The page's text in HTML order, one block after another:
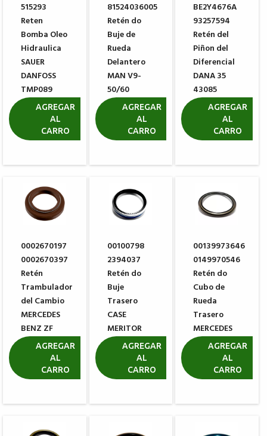
515293
Reten
Bomba Oleo
Hidraulica
SAUER
DANFOSS
TMP089
R$ 186,38
AGREGAR
AL
CARRO
81524036005
Retén do
Buje de
Rueda
Delantero
MAN V9-
50/60
R$ 320,50
AGREGAR
AL
CARRO
BE2Y4676A
93257594
Retén del
Piñon del
Diferencial
DANA 35
43085
R$ 84,50
AGREGAR
AL
CARRO
0002670197
0002670397
Retén
Trambulador
del Cambio
MERCEDES
BENZ ZF
0073301216
R$ 21,20
AGREGAR
AL
CARRO
00100798
2394037
Retén do
Buje
Trasero
CASE
MERITOR
A1205J2272
R$ 189,16
AGREGAR
AL
CARRO
00139973646
0149970546
Retén do
Cubo de
Rueda
Trasero
MERCEDES
BENZ
R$ 183,24
AGREGAR
AL
CARRO